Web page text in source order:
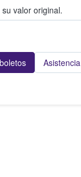
valor original.
Asistencia